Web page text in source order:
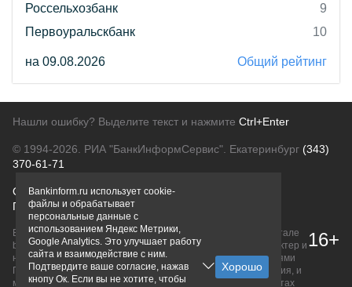
Россельхозбанк
9
Первоуральскбанк
10
на 09.08.2026 Общий рейтинг
Нашли ошибку? Выделите текст и нажмите Ctrl+Enter
© 1994-2026. РИА "БанкИнформСервис". Екатеринбург (343)
370-61-71
О проектеПолитика конфиденциальности
Правовая информацияДля рекламодателей
Вся информация о продуктах банков, размещенная на портале
bankinform.ru, носит исключительно ознакомительный характер и
не является публичной офертой, определяемой положениями
ГК РФ. Информация не содержит точного и полного описания, и
может быть изменена. Конечные условия уточняйте на сайтах
16+
Bankinform.ru использует cookie-
файлы и обрабатывает
персональные данные с
использованием Яндекс Метрики,
Google Analytics. Это улучшает работу
сайта и взаимодействие с ним.
Подтвердите ваше согласие, нажав
кнопу Ок. Если вы не хотите, чтобы